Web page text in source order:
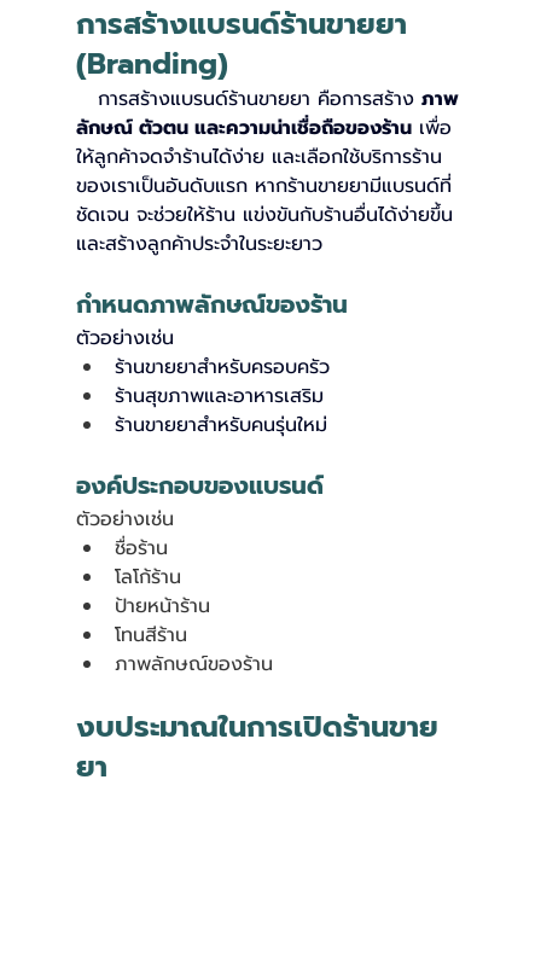
การสร้างแบรนด์ร้านขายยา
(Branding)
   การสร้างแบรนด์ร้านขายยา คือการสร้าง
ภาพ
ลักษณ์ ตัวตน และความน่าเชื่อถือของร้าน เพื่อ
ให้ลูกค้าจดจำร้านได้ง่าย และเลือกใช้บริการร้าน
ของเราเป็นอันดับแรก หากร้านขายยามีแบรนด์ที่
ชัดเจน จะช่วยให้ร้าน แข่งขันกับร้านอื่นได้ง่ายขึ้น
และสร้างลูกค้าประจำในระยะยาว
กำหนดภาพลักษณ์ของร้าน
ตัวอย่างเช่น
ร้านขายยาสำหรับครอบครัว
ร้านสุขภาพและอาหารเสริม
ร้านขายยาสำหรับคนรุ่นใหม่
องค์ประกอบของแบรนด์
ตัวอย่างเช่น
ชื่อร้าน
โลโก้ร้าน
ป้ายหน้าร้าน
โทนสีร้าน
ภาพลักษณ์ของร้าน
งบประมาณในการเปิดร้านขาย
ยา